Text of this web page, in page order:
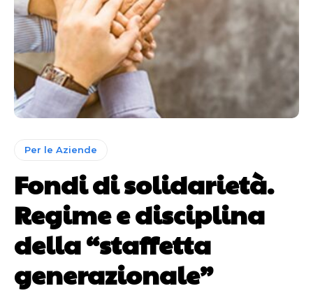
Per le Aziende
Fondi di solidarietà.
Regime e disciplina
della “staffetta
generazionale”